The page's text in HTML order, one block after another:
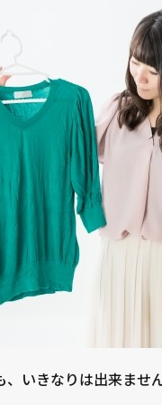
、いきなりは出来ませ